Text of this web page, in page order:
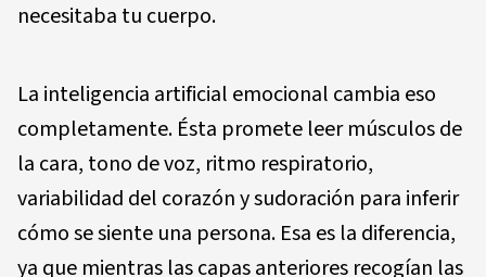
necesitaba tu cuerpo.
La inteligencia artificial emocional cambia eso
completamente. Ésta promete leer músculos de
la cara, tono de voz, ritmo respiratorio,
variabilidad del corazón y sudoración para inferir
cómo se siente una persona. Esa es la diferencia,
ya que mientras las capas anteriores recogían las